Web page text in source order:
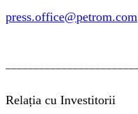
press.office@petrom.com
Relația cu Investitorii